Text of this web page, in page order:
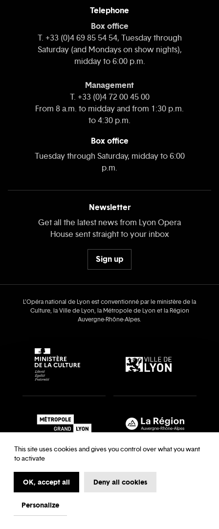
Telephone
Box office
T. +33 (0)4 69 85 54 54, Tuesday through
Saturday (and Mondays on show nights),
midday to 6:00 p.m.
Management
T. +33 (0)4 72 00 45 00
From 8 a.m. to midday and from 1:30 p.m.
to 4:30 p.m.
Box office
Tuesday through Saturday, midday to 6:00
p.m.
Newsletter
Get all the latest news from Lyon Opera
House sent straight to your inbox
Sign up
L’Opéra national de Lyon est conventionné par le ministère de la
Culture, la Ville de Lyon, la Métropole de Lyon et la Région
Auvergne‑Rhône‑Alpes.
Recrutements & auditions Legal notice
My first time at the Opera
This site uses cookies and gives you control over what you want
to activate
OK, accept all Deny all cookies
Personalize